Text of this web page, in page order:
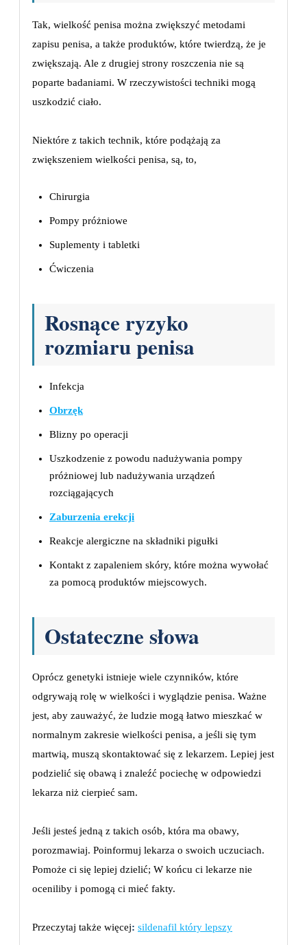
Tak, wielkość penisa można zwiększyć metodami
zapisu penisa, a także produktów, które twierdzą, że je
zwiększają. Ale z drugiej strony roszczenia nie są
poparte badaniami. W rzeczywistości techniki mogą
uszkodzić ciało.
Niektóre z takich technik, które podążają za
zwiększeniem wielkości penisa, są, to,
Chirurgia
Pompy próżniowe
Suplementy i tabletki
Ćwiczenia
Rosnące ryzyko
rozmiaru penisa
Infekcja
Obrzęk
Blizny po operacji
Uszkodzenie z powodu nadużywania pompy
próżniowej lub nadużywania urządzeń
rozciągających
Zaburzenia erekcji
Reakcje alergiczne na składniki pigułki
Kontakt z zapaleniem skóry, które można wywołać
za pomocą produktów miejscowych.
Ostateczne słowa
Oprócz genetyki istnieje wiele czynników, które
odgrywają rolę w wielkości i wyglądzie penisa. Ważne
jest, aby zauważyć, że ludzie mogą łatwo mieszkać w
normalnym zakresie wielkości penisa, a jeśli się tym
martwią, muszą skontaktować się z lekarzem. Lepiej jest
podzielić się obawą i znaleźć pociechę w odpowiedzi
lekarza niż cierpieć sam.
Jeśli jesteś jedną z takich osób, która ma obawy,
porozmawiaj. Poinformuj lekarza o swoich uczuciach.
Pomoże ci się lepiej dzielić; W końcu ci lekarze nie
oceniliby i pomogą ci mieć fakty.
Przeczytaj także więcej: sildenafil który lepszy